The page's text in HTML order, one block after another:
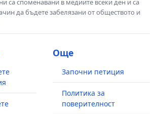
са споменавани в медиите всеки ден и са
да бъдете забелязани от обществото и
Още
Започни петиция
Политика за
поверителност